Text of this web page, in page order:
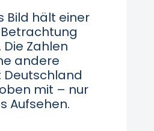
Bild hält einer
Zahlen
andere
Deutschland
mit – nur
Aufsehen.